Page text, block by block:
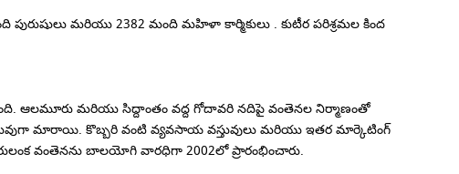
పురుషులు మరియు 2382 మంది మహిళా కార్మికులు . కుటీర పరిశ్రమల కింద
ఆలమూరు మరియు సిద్దాంతం వద్ద గోదావరి నదిపై వంతెనల నిర్మాణంతో
మారాయి. కొబ్బరి వంటి వ్యవసాయ వస్తువులు మరియు ఇతర మార్కెటింగ్
వంతెనను బాలయోగి వారధిగా 2002లో ప్రారంభించారు.